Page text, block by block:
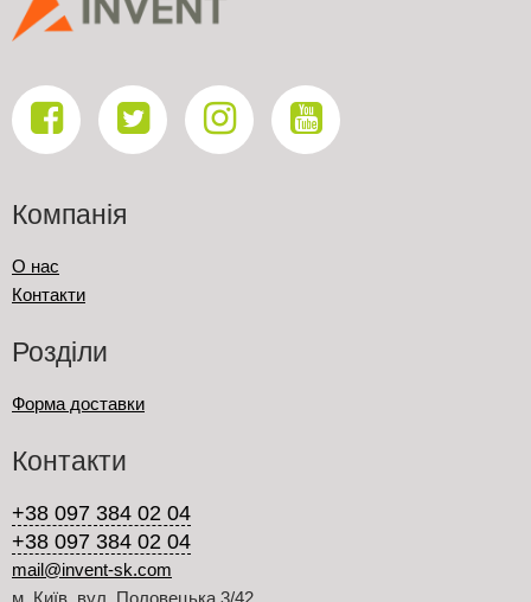
Компанія
О нас
Контакти
Розділи
Форма доставки
Контакти
+38 097 384 02 04
+38 097 384 02 04
mail@invent-sk.com
м. Київ, вул. Половецька 3/42